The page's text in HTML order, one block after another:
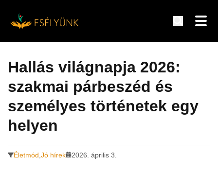
tartalomra
Hallás világnapja 2026:
szakmai párbeszéd és
személyes történetek egy
helyen
Életmód Jó hírek 2026. április 3.